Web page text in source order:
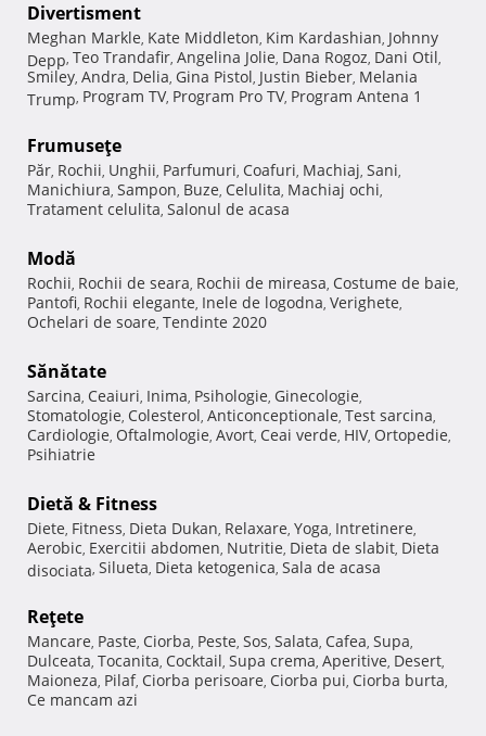
Divertisment
Meghan Markle, Kate Middleton, Kim Kardashian, Johnny
Depp, Teo Trandafir, Angelina Jolie, Dana Rogoz, Dani Otil,
Smiley, Andra, Delia, Gina Pistol, Justin Bieber, Melania
Trump, Program TV, Program Pro TV, Program Antena 1
Frumuseţe
Păr, Rochii, Unghii, Parfumuri, Coafuri, Machiaj, Sani,
Manichiura, Sampon, Buze, Celulita, Machiaj ochi,
Tratament celulita, Salonul de acasa
Modă
Rochii, Rochii de seara, Rochii de mireasa, Costume de baie,
Pantofi, Rochii elegante, Inele de logodna, Verighete,
Ochelari de soare, Tendinte 2020
Sănătate
Sarcina, Ceaiuri, Inima, Psihologie, Ginecologie,
Stomatologie, Colesterol, Anticonceptionale, Test sarcina,
Cardiologie, Oftalmologie, Avort, Ceai verde, HIV, Ortopedie,
Psihiatrie
Dietă & Fitness
Diete, Fitness, Dieta Dukan, Relaxare, Yoga, Intretinere,
Aerobic, Exercitii abdomen, Nutritie, Dieta de slabit, Dieta
disociata, Silueta, Dieta ketogenica, Sala de acasa
Reţete
Mancare, Paste, Ciorba, Peste, Sos, Salata, Cafea, Supa,
Dulceata, Tocanita, Cocktail, Supa crema, Aperitive, Desert,
Maioneza, Pilaf, Ciorba perisoare, Ciorba pui, Ciorba burta,
Ce mancam azi